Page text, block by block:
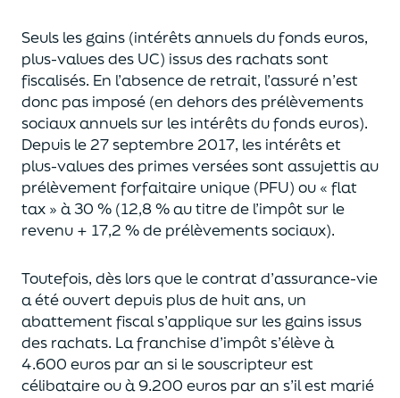
Seuls les gains (intérêts annuels du fonds euros,
plus-values des UC) issus des rachats sont
fiscalisés. En l’absence de retrait, l’assuré n’est
donc pas imposé (en dehors des prélèvements
sociaux annuels sur les intérêts du fonds euros).
Depuis le 27 septembre 2017, les intérêts et
plus-values des primes verséessont assujettis au
prélèvement forfaitaire unique (PFU) ou « flat
tax » à 30 % (12,8 % au titre de l’impôt sur le
revenu + 17,2 % de prélèvements sociaux).
Toutefois, dès lors que le contrat d’assurance-vie
a été ouvert depuis plus de huit ans, un
abattement fiscal s’applique sur les gains issus
des rachats. La franchise d’impôts’élève à
4.600 euros par an si le souscripteurest
célibataire ou à 9.200 euros par an s’il est marié